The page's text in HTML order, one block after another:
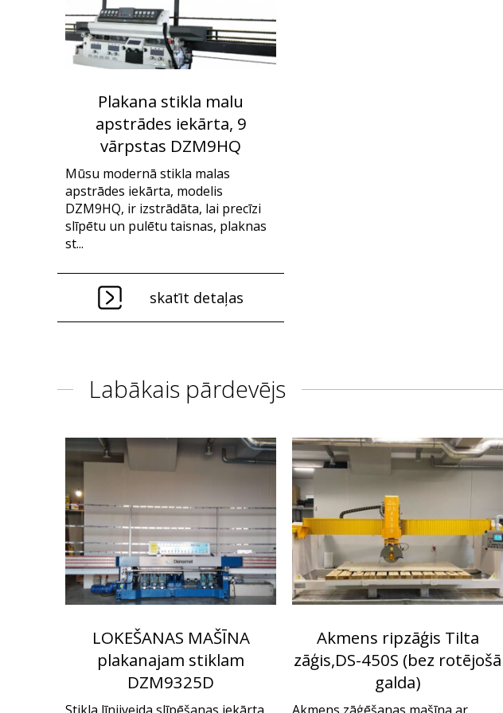
Plakana stikla malu
apstrādes iekārta, 9
vārpstas DZM9HQ
Mūsu modernā stikla malas
apstrādes iekārta, modelis
DZM9HQ, ir izstrādāta, lai precīzi
slīpētu un pulētu taisnas, plaknas
st...
skatīt detaļas
Labākais pārdevējs
LOKEŠANAS MAŠĪNA
plakanajam stiklam
DZM9325D
Akmens ripzāģis Tilta
zāģis,DS-450S (bez rotējošā
galda)